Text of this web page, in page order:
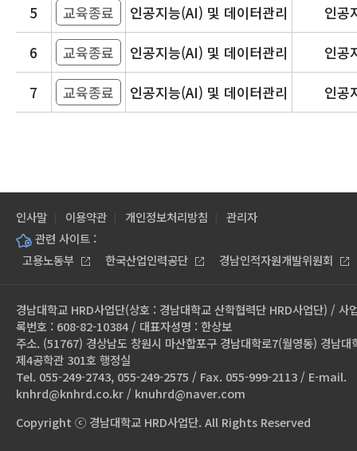
5
교육종료 인공지능(AI) 및 데이터관리
인공
6
교육종료 인공지능(AI) 및 데이터관리
인공
7
교육종료 인공지능(AI) 및 데이터관리 인공
인사말 이용약관 개인정보처리방침
관리자
관련 사이트 :
고용노동부
한국산업인력공단 경남인적자원개발위원회
경남대학교 HRD사업단(상호 : 경남대학교 산학협력단 HRD사업단) / 사
록번호 : 608-82-10384 / 대표자성명 : 한상보
주소. (51767) 경상남도 창원시 마산합포구 경남대학로7(월영동) 경남대
제4공학관 301호 행정실
Tel. 055-249-2743, 055-249-2575 / Fax. 055-999-2113 / E-mail.
knhrd@knhrd.co.kr / knuhrd@naver.com
Copyright ⓒ 경남대학교 HRD사업단. All Rights Reserved